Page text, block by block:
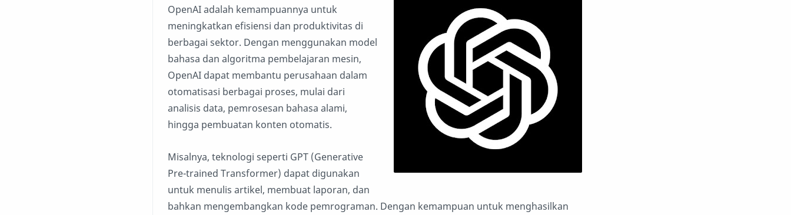
OpenAI adalah kemampuannya untuk
meningkatkan efisiensi dan produktivitas di
berbagai sektor. Dengan menggunakan model
bahasa dan algoritma pembelajaran mesin,
OpenAI dapat membantu perusahaan dalam
otomatisasi berbagai proses, mulai dari
analisis data, pemrosesan bahasa alami,
hingga pembuatan konten otomatis.
Misalnya, teknologi seperti GPT (Generative
Pre-trained Transformer) dapat digunakan
untuk menulis artikel, membuat laporan, dan
bahkan mengembangkan kode pemrograman. Dengan kemampuan untuk menghasilkan